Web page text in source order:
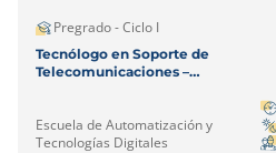
Pregrado - Ciclo I
Tecnólogo en Soporte de
Telecomunicaciones –
Escuela de Automatización y
Tecnologías Digitales